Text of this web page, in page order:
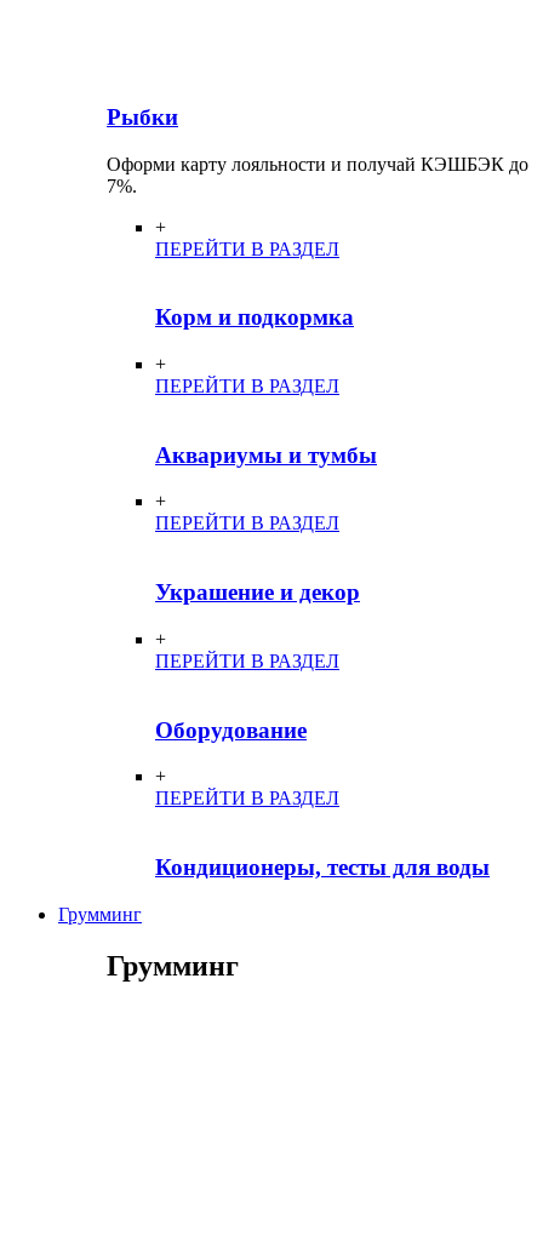
Рыбки
Оформи карту лояльности и получай КЭШБЭК до
7%.
+
ПЕРЕЙТИ В РАЗДЕЛ
Корм и подкормка
+
ПЕРЕЙТИ В РАЗДЕЛ
Аквариумы и тумбы
+
ПЕРЕЙТИ В РАЗДЕЛ
Украшение и декор
+
ПЕРЕЙТИ В РАЗДЕЛ
Оборудование
+
ПЕРЕЙТИ В РАЗДЕЛ
Кондиционеры, тесты для воды
Грумминг
Грумминг